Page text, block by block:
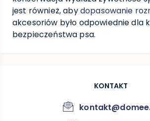
jest również, abydopasowanie
akcesoriów było odpowiednie dla
bezpieczeństwa psa.
KONTAKT